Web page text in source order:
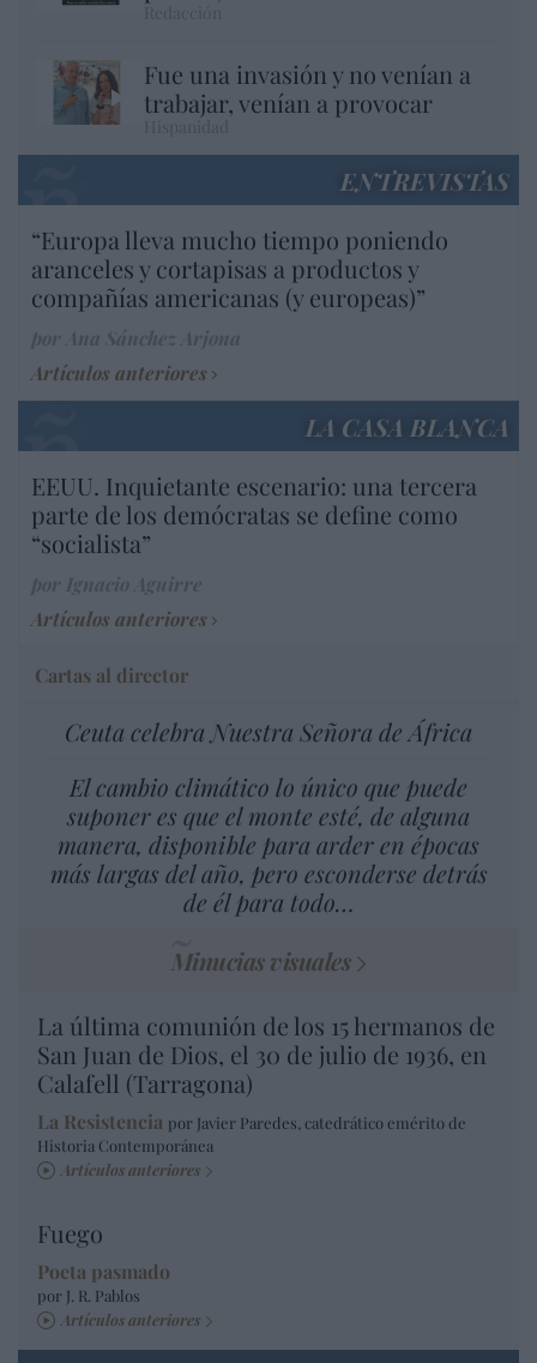
Fue una invasión y no venían a
trabajar, venían a provocar
ENTREVISTAS
“Europa lleva mucho tiempo poniendo
aranceles y cortapisas a productos y
compañías americanas (y europeas)”
Artículos anteriores
LA CASA BLANCA
EEUU. Inquietante escenario: una tercera
parte de los demócratas se define como
“socialista”
Artículos anteriores
Cartas al director
Ceuta celebra Nuestra Señora de África
El cambio climático lo único que puede
suponer es que el monte esté, de alguna
manera, disponible para arder en épocas
más largas del año, pero esconderse detrás
de él para todo…
Minucias visuales
La última comunión de los 15 hermanos de
San Juan de Dios, el 30 de julio de 1936, en
Calafell (Tarragona)
La Resistencia por Javier Paredes, catedrático emérito de
Historia Contemporánea
Artículos anteriores
Fuego
Poeta pasmado
por J. R. Pablos
Artículos anteriores